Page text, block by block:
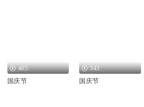
465
国庆节
543
国庆节